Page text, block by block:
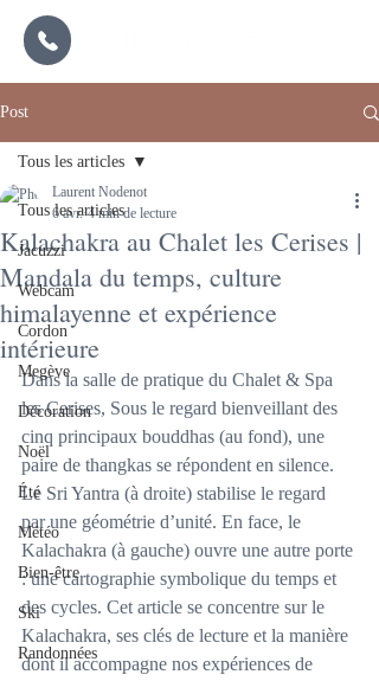
Post
Tous les articles
Jacuzzi
Webcam
Cordon
Megève
Décoration
Noël
Été
Météo
Bien-être
Ski
Randonnées
Tous les articles
Kalachakra au Chalet les Cerises |
Mandala du temps, culture
himalayenne et expérience
intérieure
Laurent Nodenot
6 avr. 4 min de lecture
Dans la salle de pratique du Chalet & Spa
les Cerises, Sous le regard bienveillant des
cinq principaux bouddhas (au fond), une
paire de thangkas se répondent en silence.
Le Sri Yantra (à droite) stabilise le regard
par une géométrie d’unité. En face, le
Kalachakra (à gauche) ouvre une autre porte
: une cartographie symbolique du temps et
des cycles. Cet article se concentre sur le
Kalachakra, ses clés de lecture et la manière
dont il accompagne nos expériences de